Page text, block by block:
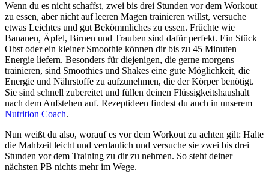
Wenn du es nicht schaffst, zwei bis drei Stunden vor dem Workout
zu essen, aber nicht auf leeren Magen trainieren willst, versuche
etwas Leichtes und gut Bekömmliches zu essen. Früchte wie
Bananen, Äpfel, Birnen und Trauben sind dafür perfekt. Ein Stück
Obst oder ein kleiner Smoothie können dir bis zu 45 Minuten
Energie liefern. Besonders für diejenigen, die gerne morgens
trainieren, sind Smoothies und Shakes eine gute Möglichkeit, die
Energie und Nährstoffe zu aufzunehmen, die der Körper benötigt.
Sie sind schnell zubereitet und füllen deinen Flüssigkeitshaushalt
nach dem Aufstehen auf. Rezeptideen findest du auch in unserem
Nutrition Coach.
Nun weißt du also, worauf es vor dem Workout zu achten gilt: Halte
die Mahlzeit leicht und verdaulich und versuche sie zwei bis drei
Stunden vor dem Training zu dir zu nehmen. So steht deiner
nächsten PB nichts mehr im Wege.